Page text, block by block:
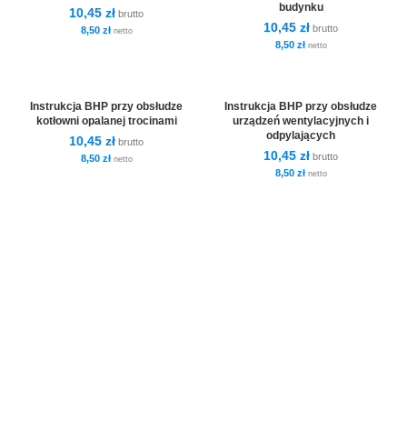
10,45 zł brutto
8,50 złnetto
budynku
10,45 zł brutto
8,50 złnetto
Instrukcja BHP przy obsłudze
kotłowni opalanej trocinami
10,45 zł brutto
8,50 złnetto
Instrukcja BHP przy obsłudze
urządzeń wentylacyjnych i
odpylających
10,45 zł brutto
8,50 złnetto